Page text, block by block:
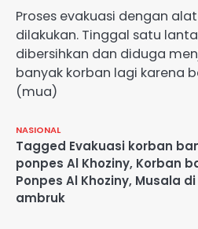
Proses evakuasi dengan
dilakukan. Tinggal satu
dibersihkan dan diduga
banyak korban lagi karena
(mua)
NASIONAL
Tagged Evakuasi korban
ponpes Al Khoziny, Korban
Ponpes Al Khoziny, Musala
ambruk